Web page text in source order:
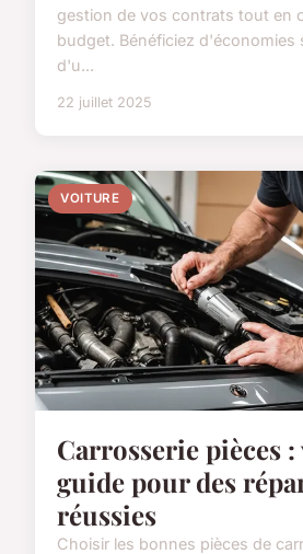
gestion de vos contrats tout en
budget. Bénéficiez d'économies
d'u...
22 juillet 2025
VOITURE
Carrosserie pièces
guide pour des
réussies
Choisir les bonnes pièces de